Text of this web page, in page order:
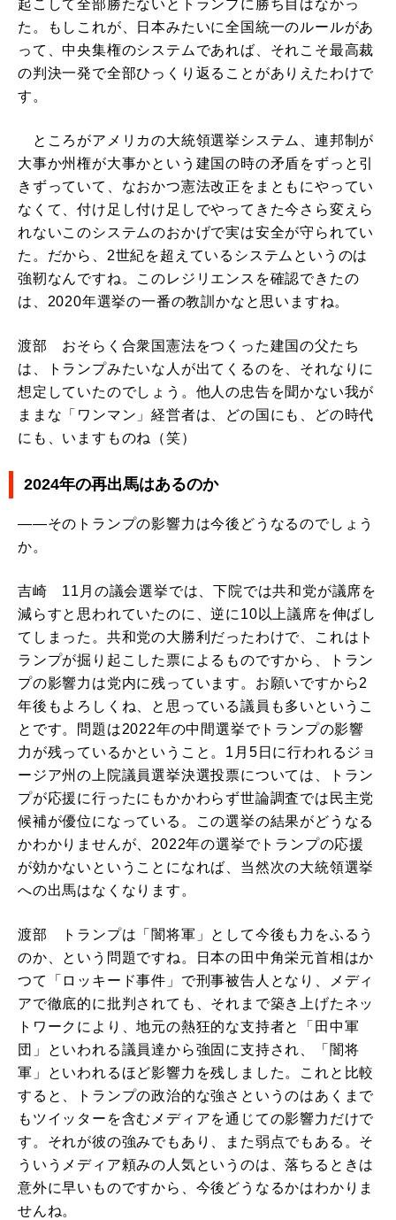
起こして全部勝たないとトランプに勝ち目はなかっ
た。もしこれが、日本みたいに全国統一のルールがあ
って、中央集権のシステムであれば、それこそ最高裁
の判決一発で全部ひっくり返ることがありえたわけで
す。
ところがアメリカの大統領選挙システム、連邦制が
大事か州権が大事かという建国の時の矛盾をずっと引
きずっていて、なおかつ憲法改正をまともにやってい
なくて、付け足し付け足しでやってきた今さら変えら
れないこのシステムのおかげで実は安全が守られてい
た。だから、2世紀を超えているシステムというのは
強靭なんですね。このレジリエンスを確認できたの
は、2020年選挙の一番の教訓かなと思いますね。
渡部 おそらく合衆国憲法をつくった建国の父たち
は、トランプみたいな人が出てくるのを、それなりに
想定していたのでしょう。他人の忠告を聞かない我が
ままな「ワンマン」経営者は、どの国にも、どの時代
にも、いますものね（笑）
2024年の再出馬はあるのか
――そのトランプの影響力は今後どうなるのでしょう
か。
吉崎 11月の議会選挙では、下院では共和党が議席を
減らすと思われていたのに、逆に10以上議席を伸ばし
てしまった。共和党の大勝利だったわけで、これはト
ランプが掘り起こした票によるものですから、トラン
プの影響力は党内に残っています。お願いですから2
年後もよろしくね、と思っている議員も多いというこ
とです。問題は2022年の中間選挙でトランプの影響
力が残っているかということ。1月5日に行われるジョ
ージア州の上院議員選挙決選投票については、トラン
プが応援に行ったにもかかわらず世論調査では民主党
候補が優位になっている。この選挙の結果がどうなる
かわかりませんが、2022年の選挙でトランプの応援
が効かないということになれば、当然次の大統領選挙
への出馬はなくなります。
渡部 トランプは「闇将軍」として今後も力をふるう
のか、という問題ですね。日本の田中角栄元首相はか
つて「ロッキード事件」で刑事被告人となり、メディ
アで徹底的に批判されても、それまで築き上げたネッ
トワークにより、地元の熱狂的な支持者と「田中軍
団」といわれる議員達から強固に支持され、「闇将
軍」といわれるほど影響力を残しました。これと比較
すると、トランプの政治的な強さというのはあくまで
もツイッターを含むメディアを通じての影響力だけで
す。それが彼の強みでもあり、また弱点でもある。そ
ういうメディア頼みの人気というのは、落ちるときは
意外に早いものですから、今後どうなるかはわかりま
せんね。